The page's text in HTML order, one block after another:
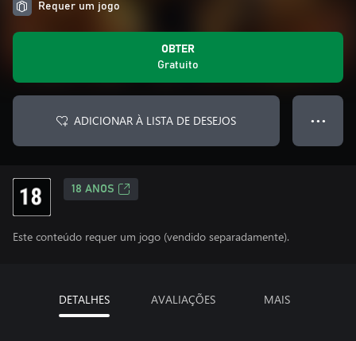
Requer um jogo
OBTER
Gratuito
ADICIONAR À LISTA DE DESEJOS ● ● ●
18 ANOS
Este conteúdo requer um jogo (vendido separadamente).
DETALHES AVALIAÇÕES MAIS